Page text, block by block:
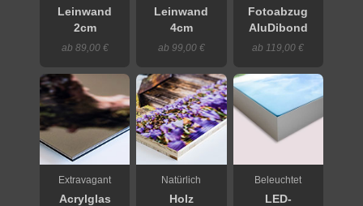
Leinwand
2cm
ab 89,00 €
Leinwand
4cm
ab 99,00 €
Fotoabzug
AluDibond
ab 119,00 €
Extravagant
Acrylglas
Natürlich
Holz
Beleuchtet
LED-